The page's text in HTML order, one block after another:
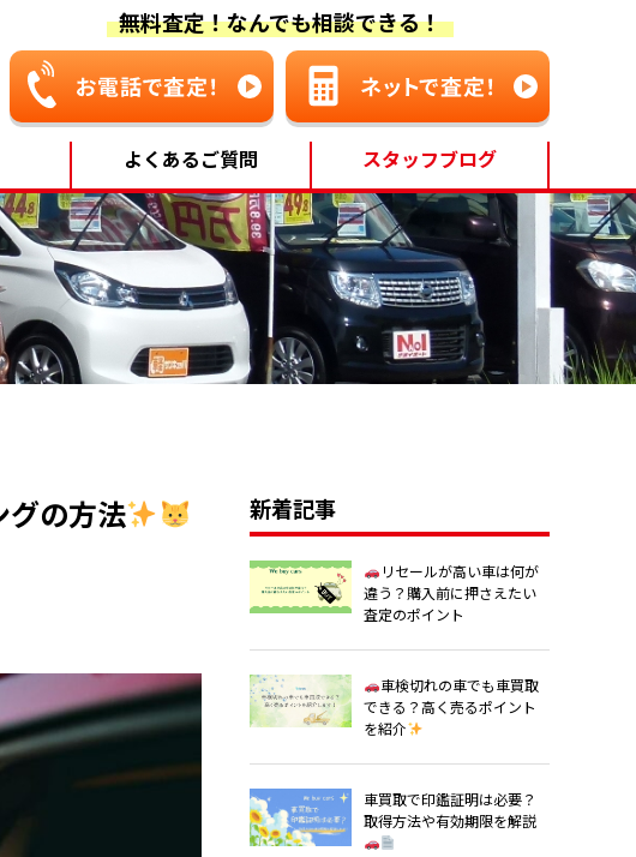
無料査定！なんでも相談できる！
よくあるご質問 スタッフブログ
グの方法 新着記事
リセールが高い車は何が
違う？購入前に押さえたい
査定のポイント
車検切れの車でも車買取
できる？高く売るポイント
を紹介
車買取で印鑑証明は必要？
取得方法や有効期限を解説